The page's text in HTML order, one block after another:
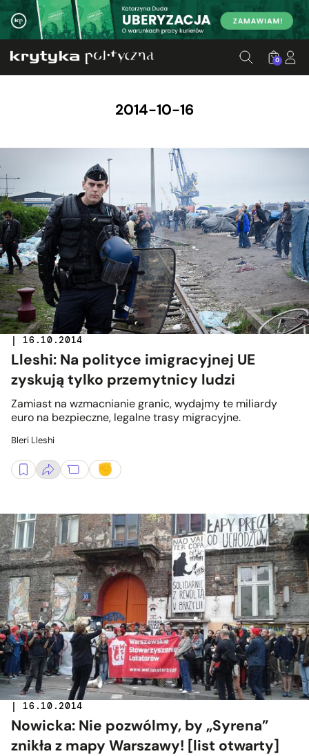
0
2014-10-16
| 16.10.2014
Lleshi: Na polityce imigracyjnej UE
zyskują tylko przemytnicy ludzi
Zamiast na wzmacnianie granic, wydajmy te miliardy
euro na bezpieczne, legalne trasy migracyjne.
Bleri Lleshi
| 16.10.2014
Nowicka: Nie pozwólmy, by „Syrena”
znikła z mapy Warszawy! [list otwarty]